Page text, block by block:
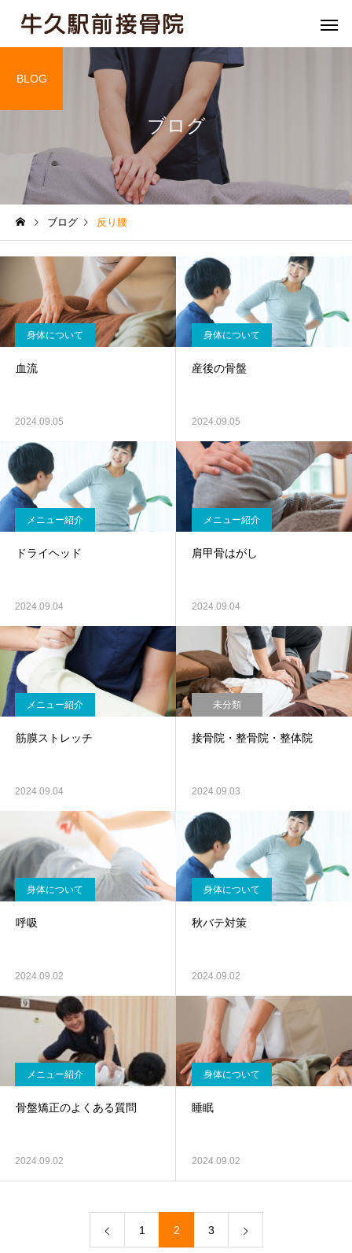
骨盤矯正
膝痛 肘・関節
ブログ
BLOG
ブログ 反り腰
身体について
血流
2024.09.05
身体について
産後の骨盤
2024.09.05
メニュー紹介
ドライヘッド
2024.09.04
メニュー紹介
肩甲骨はがし
2024.09.04
メニュー紹介
筋膜ストレッチ
2024.09.04
未分類
接骨院・整骨院・整体院
2024.09.03
身体について
呼吸
2024.09.02
身体について
秋バテ対策
2024.09.02
メニュー紹介
骨盤矯正のよくある質問
2024.09.02
身体について
睡眠
2024.09.02
1 2 3